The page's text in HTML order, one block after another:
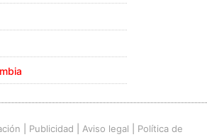
Publicidad Aviso legal Política de